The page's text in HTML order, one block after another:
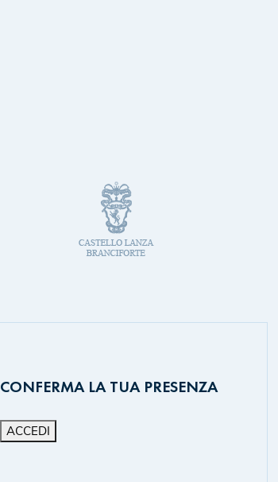
CONFERMA LA TUA PRESENZA
ACCEDI